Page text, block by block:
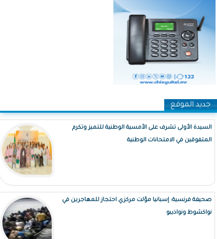
جديد الموقع
السيدة الأولى تشرف على الأمسية الوطنية للتميز وتكرم
المتفوقين في الامتحانات الوطنية
صحيفة فرنسية: إسبانيا موّلت مركزي احتجاز للمهاجرين في
نواكشوط ونواذيبو